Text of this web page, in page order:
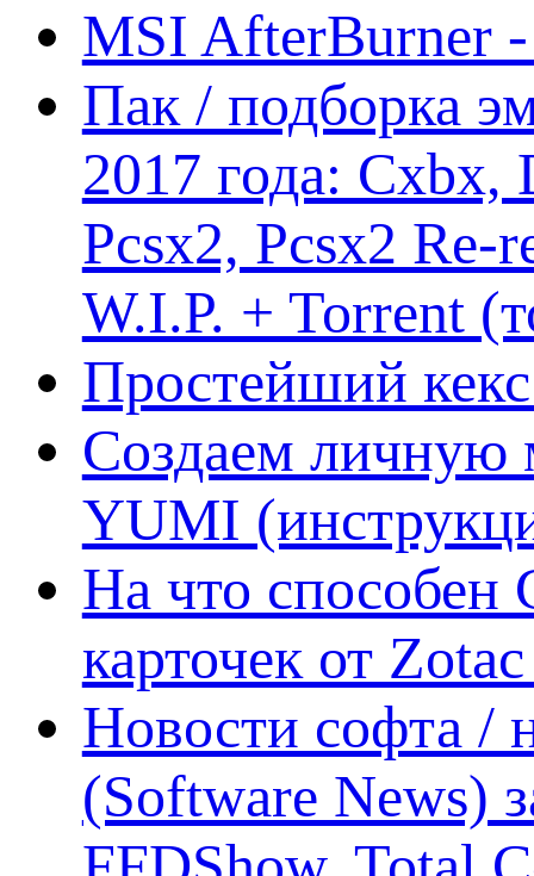
MSI AfterBurner
Пак / подборка
2017 года:
Pcsx2, Pcsx2
W.I.P. + Torrent
Простейший кекс
Создаем личную
YUMI
На что способен
карточек от
Новости софта /
(Software News)